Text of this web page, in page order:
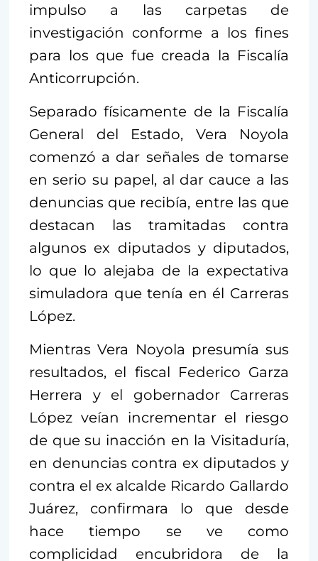
impulso a las carpetas de
investigación conforme a los fines
para los que fue creada la Fiscalía
Anticorrupción.
Separado físicamente de la Fiscalía
General del Estado, Vera Noyola
comenzó a dar señales de tomarse
en serio su papel, al dar cauce a las
denuncias que recibía, entre las que
destacan las tramitadas contra
algunos ex diputados y diputados,
lo que lo alejaba de la expectativa
simuladora que tenía en él Carreras
López.
Mientras Vera Noyola presumía sus
resultados, el fiscal Federico Garza
Herrera y el gobernador Carreras
López veían incrementar el riesgo
de que su inacción en la Visitaduría,
en denuncias contra ex diputados y
contra el ex alcalde Ricardo Gallardo
Juárez, confirmara lo que desde
hace tiempo se ve como
complicidad encubridora de la